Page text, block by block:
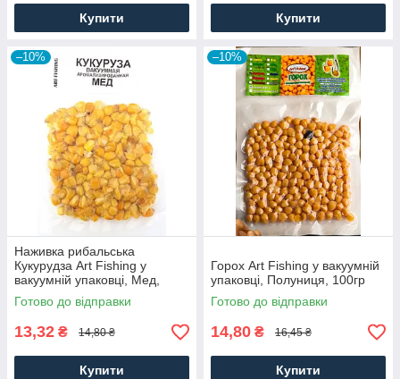
Купити Купити
–10%
Наживка рибальська
Кукурудза Art Fishing у
вакуумній упаковці, Мед,
100гр
Готово до відправки
13,32 ₴ 14,80 ₴
Купити
–10%
Горох Art Fishing у вакуумній
упаковці, Полуниця, 100гр
Готово до відправки
14,80 ₴ 16,45 ₴
Купити